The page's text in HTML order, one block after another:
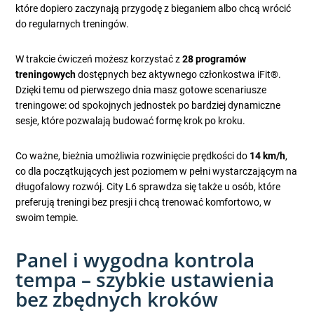
które dopiero zaczynają przygodę z bieganiem albo chcą wrócić
do regularnych treningów.
W trakcie ćwiczeń możesz korzystać z28 programów
treningowychdostępnych bez aktywnego członkostwa iFit®.
Dzięki temu od pierwszego dnia masz gotowe scenariusze
treningowe: od spokojnych jednostek po bardziej dynamiczne
sesje, które pozwalają budować formę krok po kroku.
Co ważne, bieżnia umożliwia rozwinięcie prędkości do 14 km/h,
co dla początkujących jest poziomem w pełni wystarczającym na
długofalowy rozwój. City L6 sprawdza się także u osób, które
preferują treningi bez presji i chcą trenować komfortowo, w
swoim tempie.
Panel i wygodna kontrola
tempa – szybkie ustawienia
bez zbędnych kroków